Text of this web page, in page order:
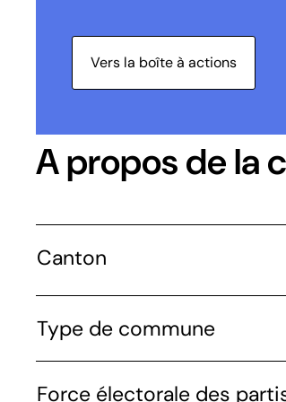
Vers la boîte à actions
A propos de la
Canton
Type de commune
Force électorale des